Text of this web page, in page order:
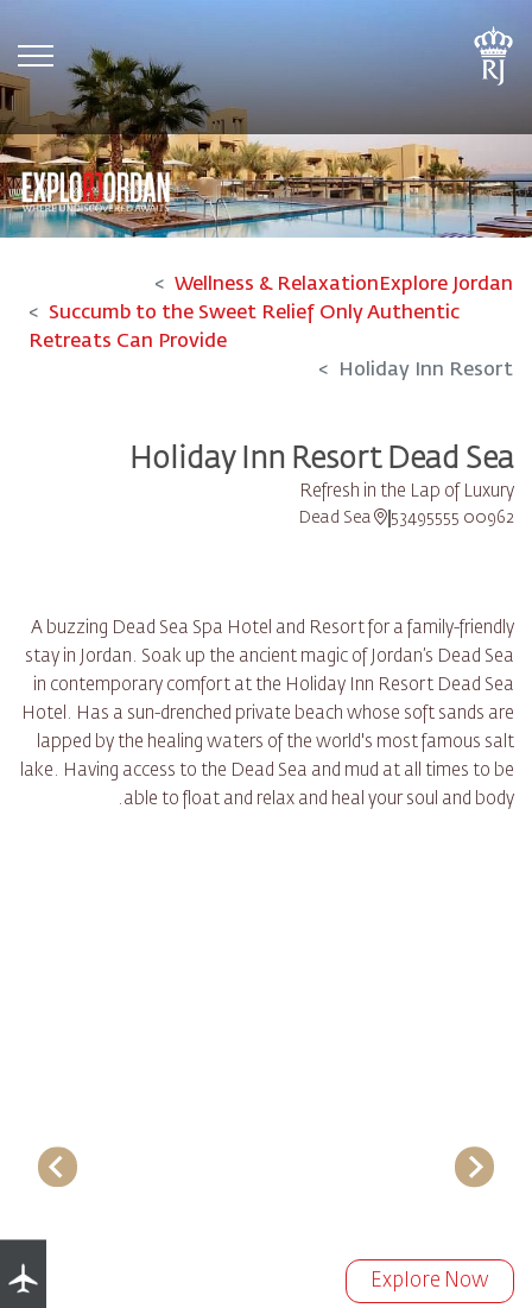
Explore Jordan
Wellness & Relaxation
Succumb to the Sweet Relief Only Authentic
Retreats Can Provide
Holiday Inn Resort
Holiday Inn Resort Dead Sea
Refresh in the Lap of Luxury
00962 53495555
Dead Sea
A buzzing Dead Sea Spa Hotel and Resort for a family-friendly
stay in Jordan. Soak up the ancient magic of Jordan’s Dead Sea
in contemporary comfort at the Holiday Inn Resort Dead Sea
Hotel. Has a sun-drenched private beach whose soft sands are
lapped by the healing waters of the world's most famous salt
lake. Having access to the Dead Sea and mud at all times to be
able to float and relax and heal your soul and body.
Explore Now